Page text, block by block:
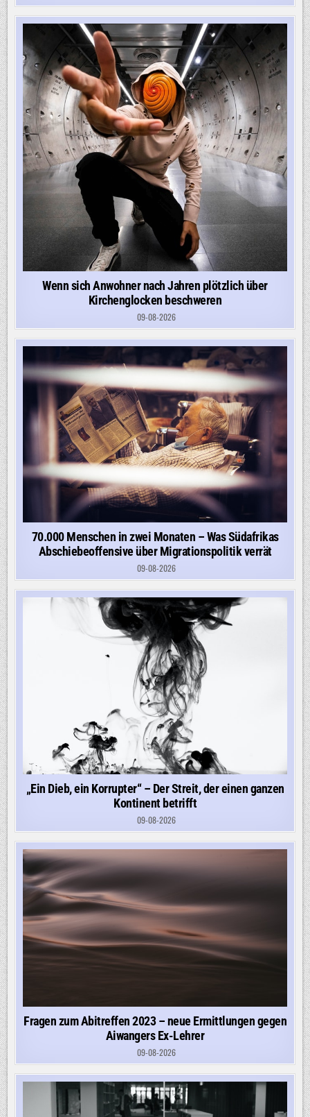
Wenn sich Anwohner nach Jahren plötzlich über
Kirchenglocken beschweren
09-08-2026
70.000 Menschen in zwei Monaten – Was Südafrikas
Abschiebeoffensive über Migrationspolitik verrät
09-08-2026
„Ein Dieb, ein Korrupter“ – Der Streit, der einen ganzen
Kontinent betrifft
09-08-2026
Fragen zum Abitreffen 2023 – neue Ermittlungen gegen
Aiwangers Ex-Lehrer
09-08-2026